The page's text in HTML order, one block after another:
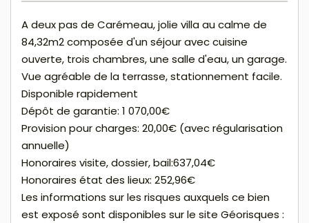
A deux pas de Carémeau, jolie villa au calme de
84,32m2 composée d'un séjour avec cuisine
ouverte, trois chambres, une salle d'eau, un garage.
Vue agréable de la terrasse, stationnement facile.
Disponible rapidement
Dépôt de garantie: 1 070,00€
Provision pour charges: 20,00€ (avec régularisation
annuelle)
Honoraires visite, dossier, bail:637,04€
Honoraires état des lieux: 252,96€
Les informations sur les risques auxquels ce bien
est exposé sont disponibles sur le site Géorisques :